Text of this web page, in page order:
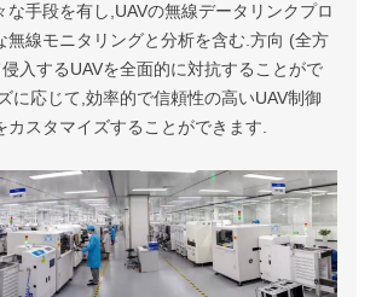
な手段を有し,UAVの無線データリンクプロ
無線モニタリングと分析を含む.方向 (全方
入するUAVを全面的に対抗することがで
に応じて,効率的で信頼性の高いUAV制御
カスタマイズすることができます.